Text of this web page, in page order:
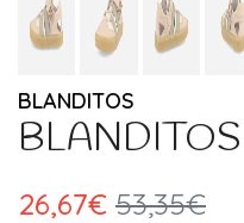
BLANDITOS
26,67€ 53,35€